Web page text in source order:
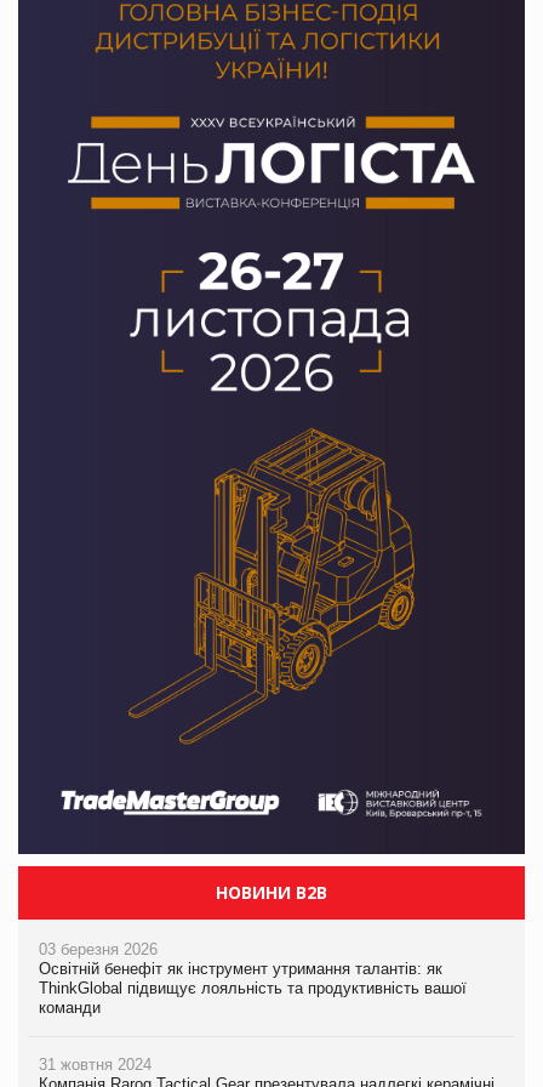
НОВИНИ B2B
03 березня 2026
Освітній бенефіт як інструмент утримання талантів: як
ThinkGlobal підвищує лояльність та продуктивність вашої
команди
31 жовтня 2024